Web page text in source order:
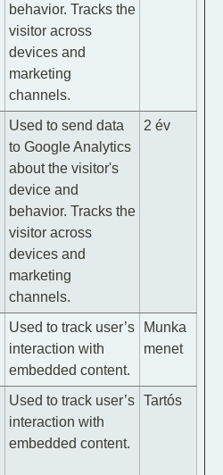
behavior. Tracks the
visitor across
devices and
marketing
channels.
Used to send data
to Google Analytics
about the visitor's
device and
behavior. Tracks the
visitor across
devices and
marketing
channels.
2 év
Used to track user’s
interaction with
embedded content.
Munka
menet
Used to track user’s
interaction with
embedded content.
Tartós